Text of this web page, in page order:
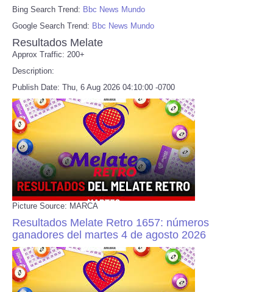
Bing Search Trend: Bbc News Mundo
Google Search Trend: Bbc News Mundo
Resultados Melate
Approx Traffic: 200+
Description:
Publish Date: Thu, 6 Aug 2026 04:10:00 -0700
Picture Source: MARCA
Resultados Melate Retro 1657: números
ganadores del martes 4 de agosto 2026